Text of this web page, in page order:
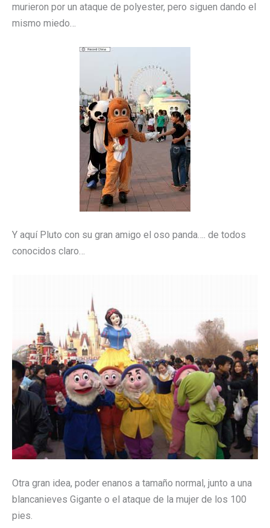
murieron por un ataque de polyester, pero siguen dando el
mismo miedo…
Y aquí Pluto con su gran amigo el oso panda…. de todos
conocidos claro…
Otra gran idea, poder enanos a tamaño normal, junto a una
blancanieves Gigante o el ataque de la mujer de los 100
pies.